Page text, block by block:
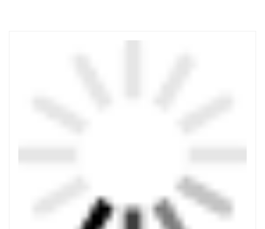
соответствовать запросам автовладельца. Обновление